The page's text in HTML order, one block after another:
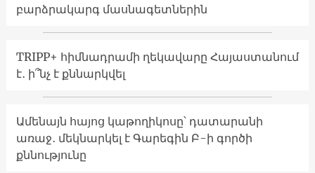
բարձրակարգ մասնագետներին
TRIPP+ հիմնադրամի ղեկավարը Հայաստանում
է․ ի՞նչ է քննարկվել
Ամենայն հայոց կաթողիկոսը՝ դատարանի
առաջ․ մեկնարկել է Գարեգին Բ-ի գործի
քննությունը